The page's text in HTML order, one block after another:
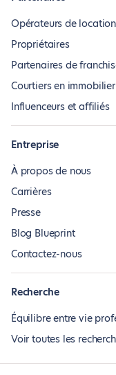
Opérateurs de
Propriétaires
Partenaires de
Courtiers en immobilier
Influenceurs et affiliés
Entreprise
À propos de nous
Carrières
Presse
Blog Blueprint
Contactez-nous
Recherche
Équilibre entre vie
Voir toutes les